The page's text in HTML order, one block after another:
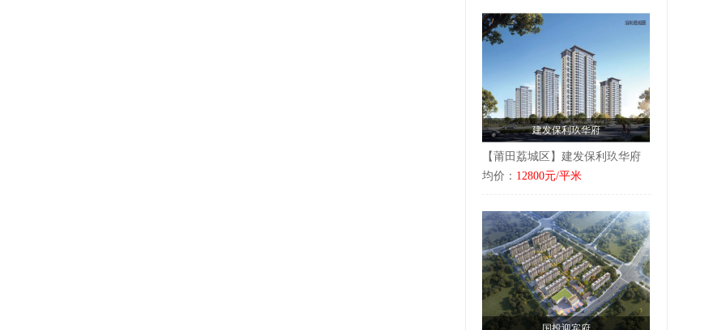
建发保利玖华府
【莆田荔城区】建发保利玖华府
均价： 12800元/平米